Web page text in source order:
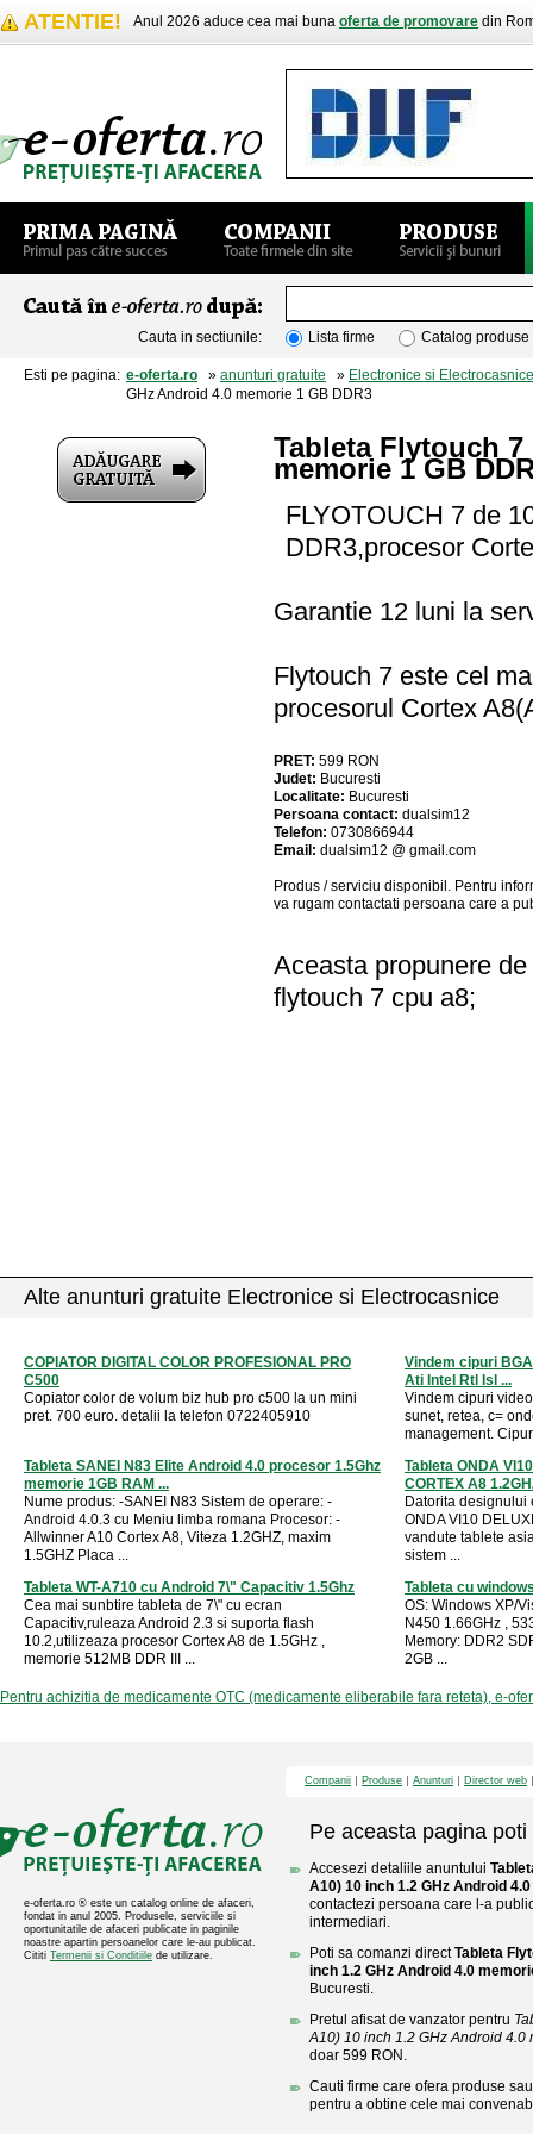
ATENTIE! Anul 2026 aduce cea mai buna oferta de promovare din
Cauta in sectiunile: Lista firme Catalog produse
Esti pe pagina: e-oferta.ro » anunturi gratuite » Electronice si Electrocasnice
GHz Android 4.0 memorie 1 GB DDR3
Tableta Flytouch 7
memorie 1 GB
FLYOTOUCH 7 de
DDR3,procesor
Garantie 12 luni la
Flytouch 7 este cel
procesorul Cortex
PRET: 599 RON
Judet: Bucuresti
Localitate: Bucuresti
Persoana contact: dualsim12
Telefon: 0730866944
Email: dualsim12 @ gmail.com
Produs / serviciu disponibil . Pentru
va rugam contactati persoana care a
Aceasta propunere
flytouch 7 cpu a8;
Alte anunturi gratuite Electronice si Electrocasnice
COPIATOR DIGITAL COLOR PROFESIONAL PRO
C500
Copiator color de volum biz hub pro c500 la un mini
pret. 700 euro. detalii la telefon 0722405910
Vindem cipuri
Ati Intel Rtl Isl ...
Vindem cipuri
sunet, retea, c=
management.
Tableta SANEI N83 Elite Android 4.0 procesor 1.5Ghz
memorie 1GB RAM ...
Nume produs: -SANEI N83 Sistem de operare: -
Android 4.0.3 cu Meniu limba romana Procesor: -
Allwinner A10 Cortex A8, Viteza 1.2GHZ, maxim
1.5GHZ Placa ...
Tableta ONDA
CORTEX A8
Datorita designului
ONDA VI10
vandute tablete
sistem ...
Tableta WT-A710 cu Android 7\" Capacitiv 1.5Ghz
Cea mai sunbtire tableta de 7\" cu ecran
Capacitiv,ruleaza Android 2.3 si suporta flash
10.2,utilizeaza procesor Cortex A8 de 1.5GHz ,
memorie 512MB DDR III ...
Tableta cu
OS: Windows XP/
N450 1.66GHz ,
Memory: DDR2
2GB ...
Pentru achizitia de medicamente OTC (medicamente eliberabile fara reteta), e-
e-oferta.ro ® este un catalog online de afaceri,
fondat in anul 2005. Produsele, serviciile si
oportunitatile de afaceri publicate in paginile
noastre apartin persoanelor care le-au publicat.
Cititi Termenii si Conditiile de utilizare.
Companii Produse Anunturi Director web
Pe aceasta pagina poti
Accesezi detaliile anuntului
A10) 10 inch 1.2 GHz Android
contactezi persoana care l-a
intermediari.
Poti sa comanzi directTableta
inch 1.2 GHz Android 4.0
Bucuresti.
Pretul afisat de vanzator pentru
A10) 10 inch 1.2 GHz Android 4.0
doar 599 RON.
Cauti firme care ofera produse
pentru a obtine cele mai